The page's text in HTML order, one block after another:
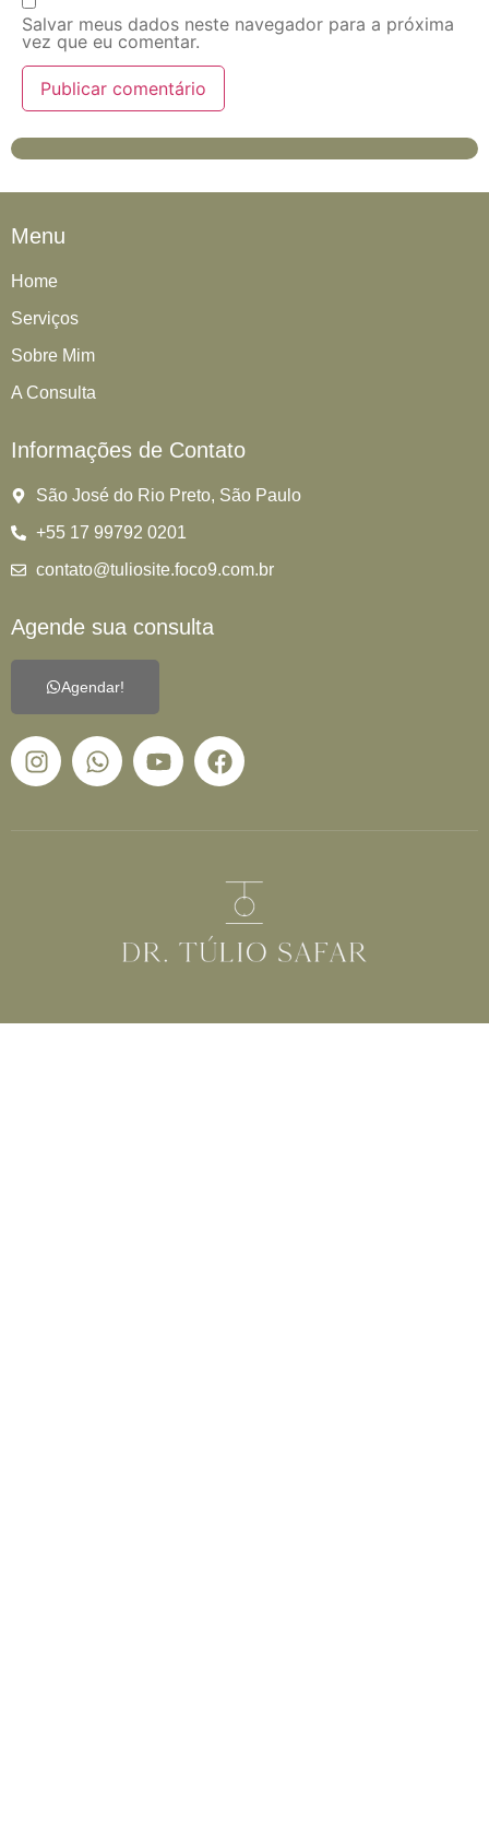
Salvar meus dados neste navegador para a próxima
vez que eu comentar.
Menu
Home
Serviços
Sobre Mim
A Consulta
Informações de Contato
São José do Rio Preto, São Paulo
+55 17 99792 0201
contato@tuliosite.foco9.com.br
Agende sua consulta
Agendar!